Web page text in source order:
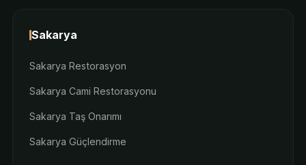
Sakarya
Sakarya Restorasyon
Sakarya Cami Restorasyonu
Sakarya Taş Onarımı
Sakarya Güçlendirme